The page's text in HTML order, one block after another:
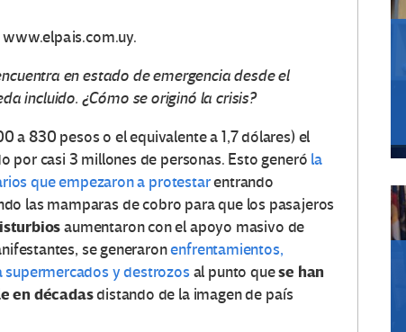
www.elpais.com.uy.
en estado de emergencia desde el
incluido. ¿Cómo se originó la crisis?
a 830 pesos o el equivalente a 1,7 dólares) el
por casi 3 millones de personas. Esto generó la
que empezaron a protestarentrando
las mamparas de cobro para que los pasajeros
aumentaron con el apoyo masivo de
se generaronenfrentamientos,
supermercados y destrozos al punto quese han
en décadasdistando de la imagen de país